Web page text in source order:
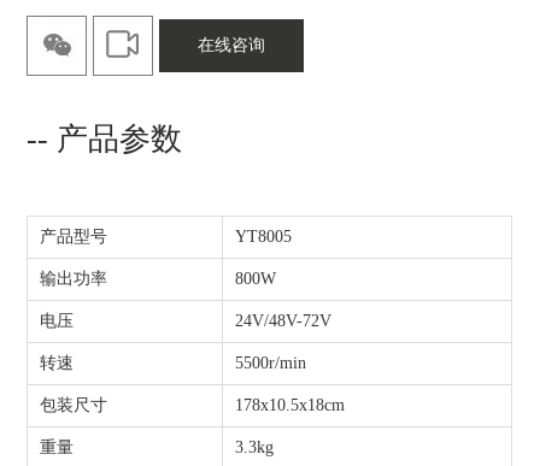
在线咨询
-- 产品参数
产品型号 YT8005
输出功率 800W
电压 24V/48V-72V
转速 5500r/min
包装尺寸 178x10.5x18cm
重量 3.3kg